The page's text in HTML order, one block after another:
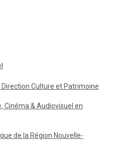
Culture et Patrimoine
Cinéma & Audiovisuel en
de la Région Nouvelle-